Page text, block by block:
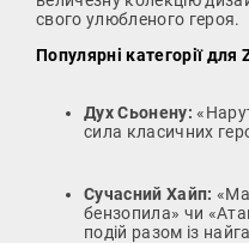
свого улюбленого героя.
Популярні категорії для
Дух Сьонену:
сила класичних
Сучасний Хайп:
бензопила» чи
подій разом із